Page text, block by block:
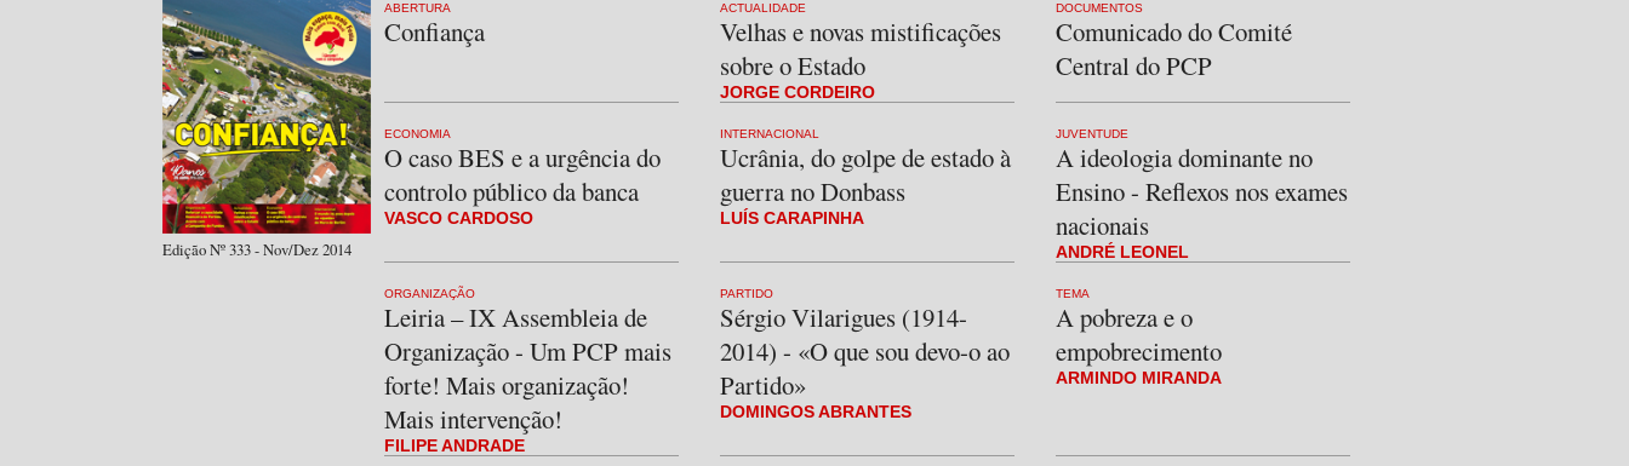
Edição Nº 333 - Nov/Dez 2014
ABERTURA
Confiança
ACTUALIDADE
Velhas e novas mistificações
sobre o Estado
JORGE CORDEIRO
DOCUMENTOS
Comunicado do Comité
Central do PCP
ECONOMIA
O caso BES e a urgência do
controlo público da banca
VASCO CARDOSO
INTERNACIONAL
Ucrânia, do golpe de estado à
guerra no Donbass
LUÍS CARAPINHA
JUVENTUDE
A ideologia dominante no
Ensino - Reflexos nos exames
nacionais
ANDRÉ LEONEL
ORGANIZAÇÃO
Leiria – IX Assembleia de
Organização - Um PCP mais
forte! Mais organização!
Mais intervenção!
FILIPE ANDRADE
PARTIDO
Sérgio Vilarigues (1914-
2014) - «O que sou devo-o ao
Partido»
DOMINGOS ABRANTES
TEMA
A pobreza e o
empobrecimento
ARMINDO MIRANDA